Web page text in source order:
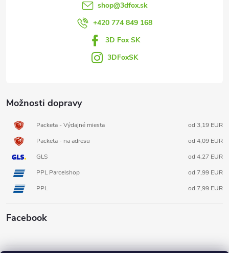
Možnosti dopravy
Packeta - Výdajné miesta
od 3,19 EUR
Packeta - na adresu
od 4,09 EUR
GLS
od 4,27 EUR
PPL Parcelshop
od 7,99 EUR
PPL
od 7,99 EUR
Facebook
shop@3dfox.sk
+420 774 849 168
3D Fox SK
3DFoxSK